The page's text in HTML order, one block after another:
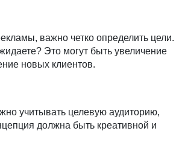
важно четко определить цели.
Это могут быть увеличение
новых клиентов.
учитывать целевую аудиторию,
должна быть креативной и